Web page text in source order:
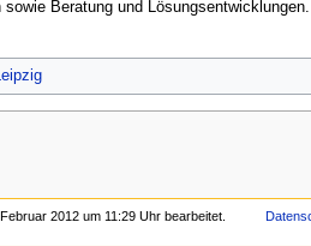
Beratung und
2012 um 11:29 Uhr bearbeitet.